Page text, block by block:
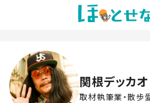
関根デッカオ
取材執筆業・散歩